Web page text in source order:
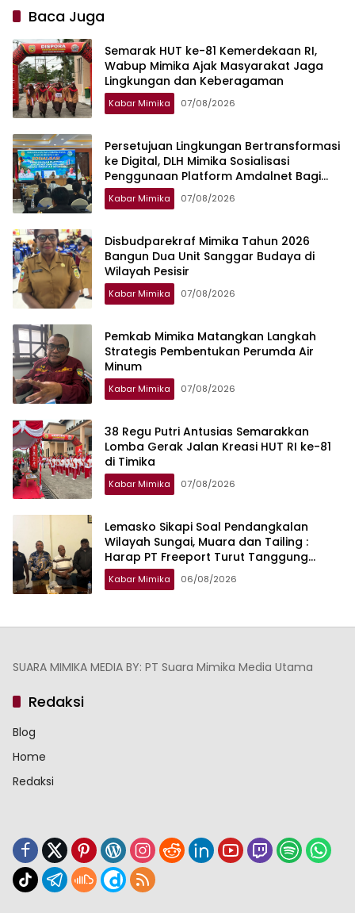
Baca Juga
Semarak HUT ke-81 Kemerdekaan RI,
Wabup Mimika Ajak Masyarakat Jaga
Lingkungan dan Keberagaman
Kabar Mimika 07/08/2026
Persetujuan Lingkungan Bertransformasi
ke Digital, DLH Mimika Sosialisasi
Penggunaan Platform Amdalnet Bagi
Pelaku Usaha
Kabar Mimika 07/08/2026
Disbudparekraf Mimika Tahun 2026
Bangun Dua Unit Sanggar Budaya di
Wilayah Pesisir
Kabar Mimika 07/08/2026
Pemkab Mimika Matangkan Langkah
Strategis Pembentukan Perumda Air
Minum
Kabar Mimika 07/08/2026
38 Regu Putri Antusias Semarakkan
Lomba Gerak Jalan Kreasi HUT RI ke-81
di Timika
Kabar Mimika 07/08/2026
Lemasko Sikapi Soal Pendangkalan
Wilayah Sungai, Muara dan Tailing :
Harap PT Freeport Turut Tanggung
Jawab Selesaikan Masalah Akses
Masyarakat
Kabar Mimika 06/08/2026
SUARA MIMIKA MEDIA BY: PT Suara Mimika Media Utama
Redaksi
Blog
Home
Redaksi